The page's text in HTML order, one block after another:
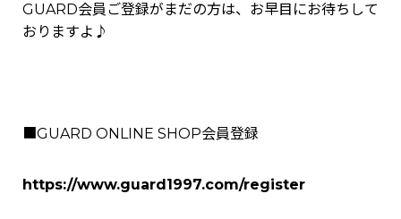
GUARD会員ご登録がまだの方は、お早目にお待ちして
おりますよ♪
■GUARD ONLINE SHOP会員登録
https://www.guard1997.com/register